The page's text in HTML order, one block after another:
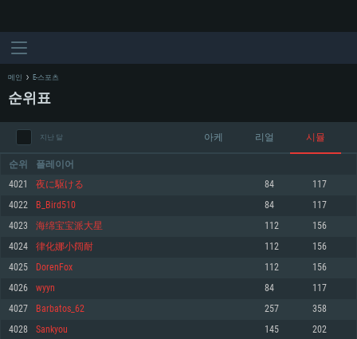
최소사양
운영체제: Windows 10 (64 bit)
최소사양
운영체제: Mac OS Big Sur 11.0
최소사양
운영체제: 64bit Linux 중 최신 버전
메인 E-스포츠
순위표
지난 달 아케 리얼 시뮬
순위 플레이어
4021 夜に駆ける 84 117
4022 B_Bird510 84 117
4023 海绵宝宝派大星 112 156
4024 律化娜小阔耐 112 156
4025 DorenFox 112 156
4026 wyyn 84 117
4027 Barbatos_62 257 358
4028 Sankyou 145 202